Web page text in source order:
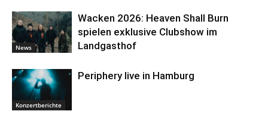
News
Wacken 2026: Heaven Shall Burn
spielen exklusive Clubshow im
Landgasthof
Konzertberichte
Periphery live in Hamburg